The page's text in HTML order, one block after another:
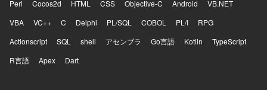
Perl
Cocos2d HTML CSS Objective-C Android
VB.NET
VBA
VC++ C Delphi PL/SQL COBOL PL/I
RPG
Actionscript
SQL shell アセンブラ Go言語 Kotlin
TypeScript
R言語
Apex Dart